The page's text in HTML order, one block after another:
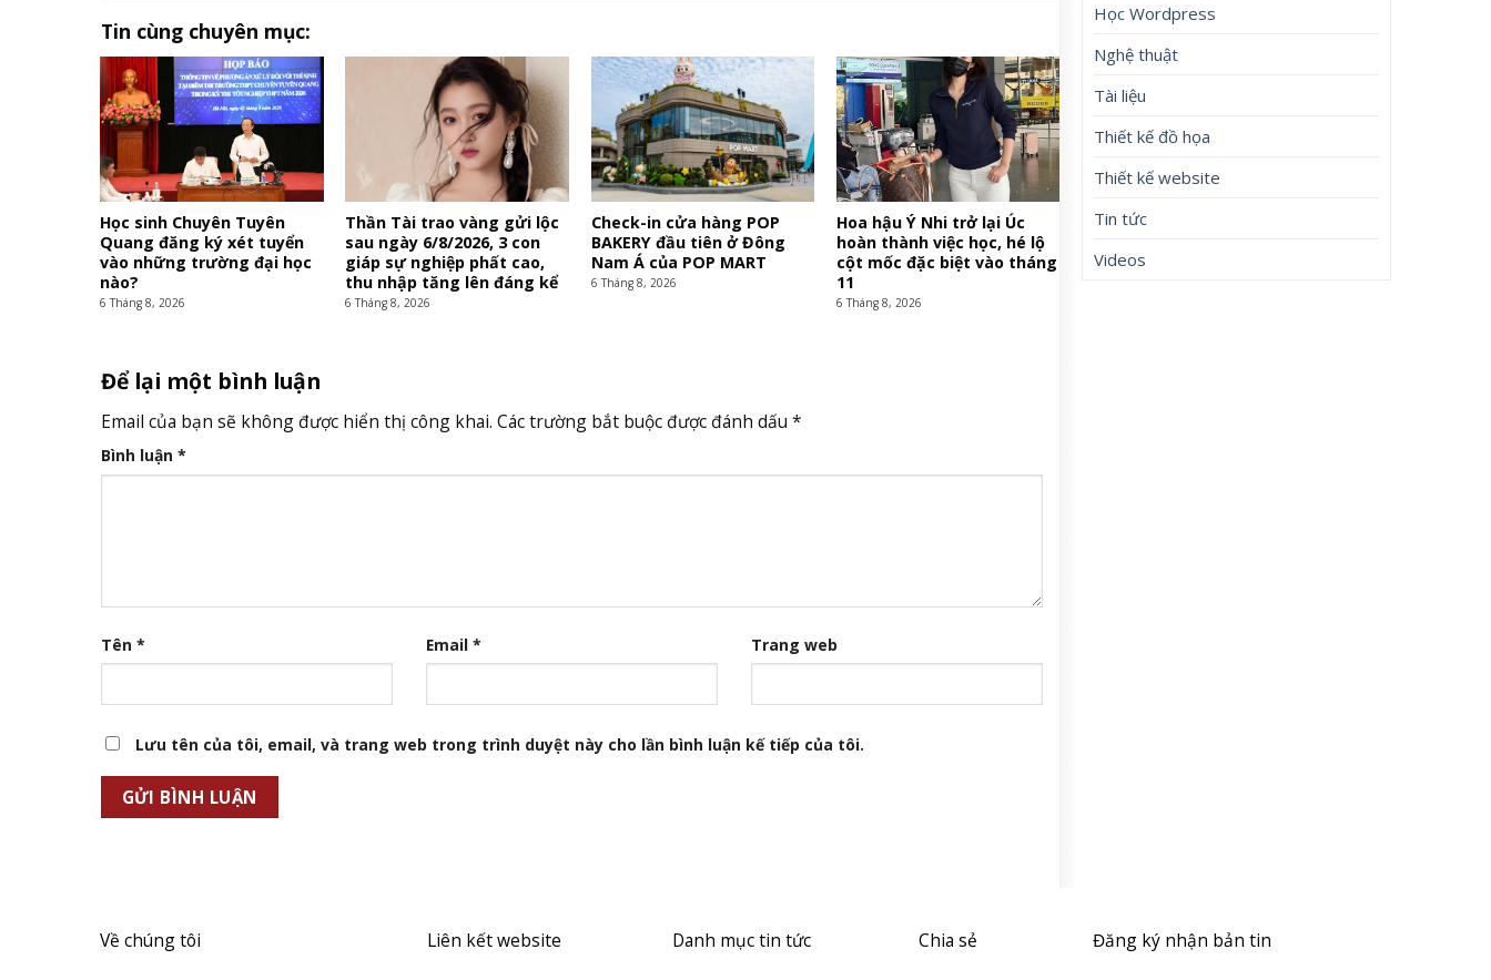
Tin cùng chuyên mục:
Học sinh Chuyên Tuyên
Quang đăng ký xét tuyển
vào những trường đại học
nào?
6 Tháng 8, 2026
Thần Tài trao vàng gửi lộc
sau ngày 6/8/2026, 3 con
giáp sự nghiệp phất cao,
thu nhập tăng lên đáng kể
6 Tháng 8, 2026
Check-in cửa hàng POP
BAKERY đầu tiên ở Đông
Nam Á của POP MART
6 Tháng 8, 2026
Hoa hậu Ý Nhi trở lại Úc
hoàn thành việc học, hé lộ
cột mốc đặc biệt vào tháng
11
6 Tháng 8, 2026
Để lại một bình luận
Email của bạn sẽ không được hiển thị công khai. Các trường bắt buộc được đánh dấu *
Bình luận *
Tên * Email * Trang web
Lưu tên của tôi, email, và trang web trong trình duyệt này cho lần bình luận kế tiếp của tôi.
Học Wordpress
Nghệ thuật
Tài liệu
Thiết kế đồ họa
Thiết kế website
Tin tức
Videos
Về chúng tôi Liên kết website Danh mục tin tức Chia sẻ Đăng ký nhận bản tin